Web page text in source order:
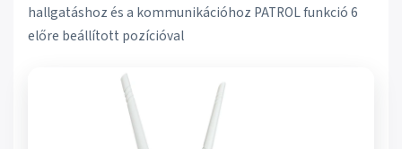
hallgatáshoz és a kommunikációhoz PATROL funkció 6
előre beállított pozícióval